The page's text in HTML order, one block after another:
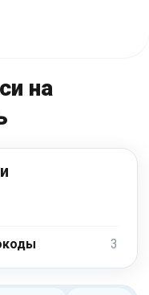
на
3